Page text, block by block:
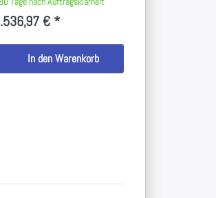
€ *
In den Warenkorb